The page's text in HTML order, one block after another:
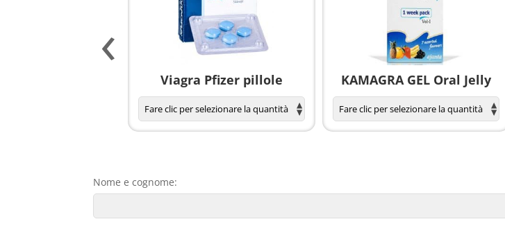
Viagra Pfizer pillole KAMAGRA GEL Oral Jelly
‹
Nome e cognome: